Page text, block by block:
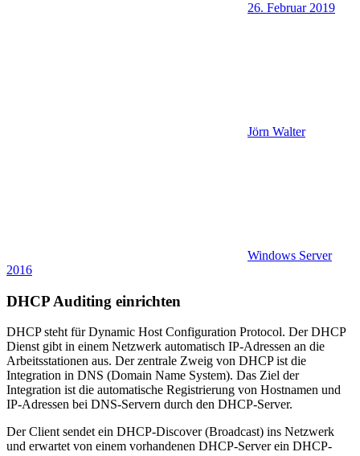
26. Februar 2019
Jörn Walter
Windows Server
2016
DHCP Auditing einrichten
DHCP steht für Dynamic Host Configuration Protocol. Der DHCP
Dienst gibt in einem Netzwerk automatisch IP-Adressen an die
Arbeitsstationen aus. Der zentrale Zweig von DHCP ist die
Integration in DNS (Domain Name System). Das Ziel der
Integration ist die automatische Registrierung von Hostnamen und
IP-Adressen bei DNS-Servern durch den DHCP-Server.
Der Client sendet ein DHCP-Discover (Broadcast) ins Netzwerk
und erwartet von einem vorhandenen DHCP-Server ein DHCP-